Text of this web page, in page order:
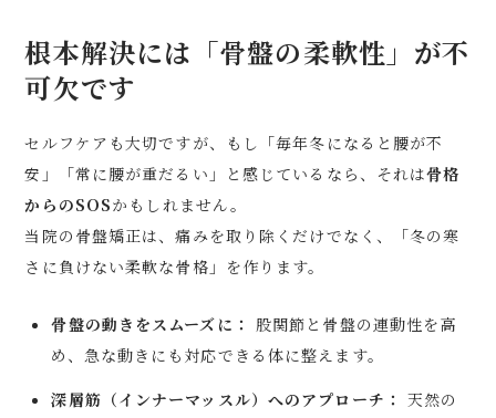
根本解決には「骨盤の柔軟性」が不
可欠です
セルフケアも大切ですが、もし「毎年冬になると腰が不
安」「常に腰が重だるい」と感じているなら、それは骨格
からのSOSかもしれません。
当院の骨盤矯正は、痛みを取り除くだけでなく、「冬の寒
さに負けない柔軟な骨格」を作ります。
骨盤の動きをスムーズに：
股関節と骨盤の連動性を高
め、急な動きにも対応できる体に整えます。
深層筋（インナーマッスル）へのアプローチ： 天然の